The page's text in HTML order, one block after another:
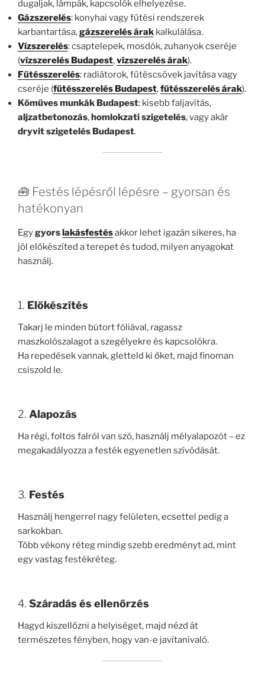
dugaljak, lámpák, kapcsolók elhelyezése.
Gázszerelés: konyhai vagy fűtési rendszerek
karbantartása,gázszerelés árak kalkulálása.
Vízszerelés: csaptelepek, mosdók, zuhanyok cseréje
(vízszerelés Budapest,vízszerelés árak).
Fűtésszerelés: radiátorok, fűtéscsövek javítása vagy
cseréje (fűtésszerelés Budapest,fűtésszerelés árak).
Kőműves munkák Budapest: kisebb faljavítás,
aljzatbetonozás, homlokzati szigetelés, vagy akár
dryvit szigetelés Budapest.
🧰 Festés lépésről lépésre – gyorsan és
hatékonyan
Egygyors lakásfestésakkor lehet igazán sikeres, ha
jól előkészíted a terepet és tudod, milyen anyagokat
használj.
1. Előkészítés
Takarj le minden bútort fóliával, ragassz
maszkolószalagot a szegélyekre és kapcsolókra.
Ha repedések vannak, gletteld ki őket, majd finoman
csiszold le.
2. Alapozás
Ha régi, foltos falról van szó, használj mélyalapozót – ez
megakadályozza a festék egyenetlen szívódását.
3. Festés
Használj hengerrel nagy felületen, ecsettel pedig a
sarkokban.
Több vékony réteg mindig szebb eredményt ad, mint
egy vastag festékréteg.
4. Száradás és ellenőrzés
Hagyd kiszellőzni a helyiséget, majd nézd át
természetes fényben, hogy van-e javítanivaló.